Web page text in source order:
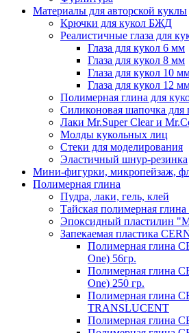
Материалы для авторской куклы
Крючки для кукол БЖД
Реалистичные глаза для
Глаза для кукол 6 мм
Глаза для кукол 8 мм
Глаза для кукол 10
Глаза для кукол 12
Полимерная глина для
Силиконовая шапочка
Лаки Mr.Super Clear и
Молды кукольных лиц
Стеки для моделирования
Эластичный шнур-резинка
Мини-фигурки, микропейзаж,
Полимерная глина
Пудра, лаки, гель, клей
Тайская полимерная
Эпоксидный пластилин
Запекаемая пластика
Полимерная глина
One) 56гр.
Полимерная глина
One) 250 гр.
Полимерная глина
TRANSLUCENT
Полимерная глина